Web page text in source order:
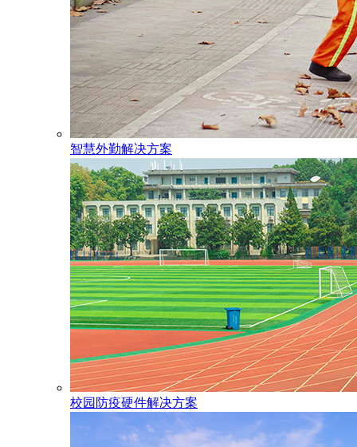
智慧外勤解决方案
校园防疫硬件解决方案